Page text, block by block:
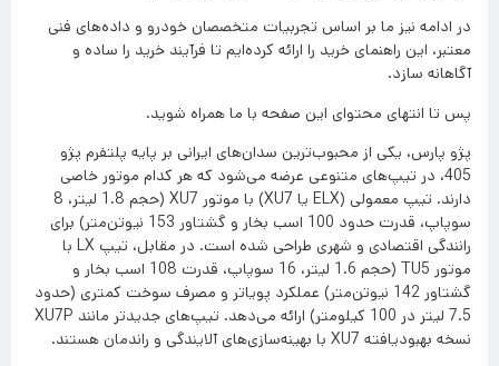
در ادامه نیز ما بر اساس تجربیات متخصصان خودرو و داده‌های فنی
معتبر، این راهنمای خرید را ارائه کرده‌ایم تا فرآیند خرید را ساده و
آگاهانه سازد.
پس تا انتهای محتوای این صفحه با ما همراه شوید.
پژو پارس، یکی از محبوب‌ترین سدان‌های ایرانی بر پایه پلتفرم پژو
405، در تیپ‌های متنوعی عرضه می‌شود که هر کدام موتور خاصی
دارند. تیپ معمولی (ELX یا XU7) با موتور XU7 (حجم 1.8 لیتر، 8
سوپاپ، قدرت حدود 100 اسب بخار و گشتاور 153 نیوتن‌متر) برای
رانندگی اقتصادی و شهری طراحی شده است. در مقابل، تیپ LX با
موتور TU5 (حجم 1.6 لیتر، 16 سوپاپ، قدرت 108 اسب بخار و
گشتاور 142 نیوتن‌متر) عملکرد پویاتر و مصرف سوخت کمتری (حدود
7.5 لیتر در 100 کیلومتر) ارائه می‌دهد. تیپ‌های جدیدتر مانند XU7P
نسخه بهبودیافته XU7 با بهینه‌سازی‌های آلایندگی و راندمان هستند.